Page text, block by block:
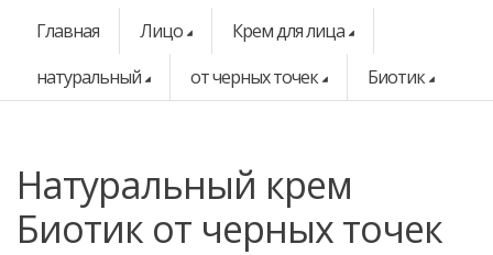
Главная Лицо
Крем для лица
натуральный
от черных точек Биотик
натуральный крем
Биотик от черных точек